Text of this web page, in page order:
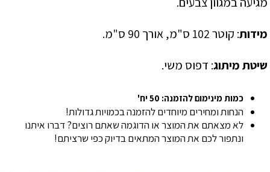
מידות: קוטר 102 ס"מ, אורך 90 ס"מ.
שיטת מיתוג: דפוס משי.
כמות מינימום להזמנה: 50 יח'
הנחות ומחירים מיוחדים להזמנה בכמויות גדולות!
לא מצאתם את המוצר או הדוגמה שאתם רוצים? דברו איתנו
ונתפור לכם את המוצר המתאים בדיוק כפי שרציתם!